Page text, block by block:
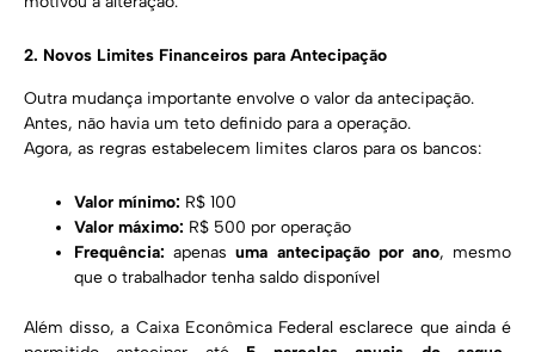
2. Novos Limites Financeiros para Antecipação
Outra mudança importante envolve o valor da antecipação.
Antes, não havia um teto definido para a operação.
Agora, as regras estabelecem limites claros para os bancos:
Valor mínimo: R$ 100
Valor máximo: R$ 500 por operação
Frequência: apenasuma antecipação por ano, mesmo
que o trabalhador tenha saldo disponível
Além disso, a Caixa Econômica Federal esclarece que ainda é